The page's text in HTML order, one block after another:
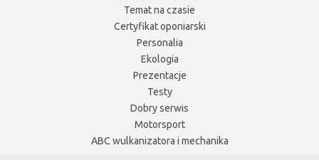
Temat na czasie
Certyfikat oponiarski
Personalia
Ekologia
Prezentacje
Testy
Dobry serwis
Motorsport
ABC wulkanizatora i mechanika